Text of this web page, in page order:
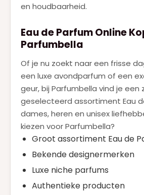
en houdbaarheid.
Eau de Parfum Online
Parfumbella
Of je nu zoekt naar een frisse
een luxe avondparfum of een
geur, bij Parfumbella vind je een
geselecteerd assortiment Eau
dames, heren en unisex
kiezen voor Parfumbella?
Groot assortiment Eau de
Bekende designermerken
Luxe niche parfums
Authentieke producten